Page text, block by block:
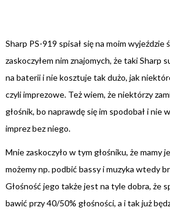
Sharp PS-919 spisał się na moim wyjeździe
zaskoczyłem nim znajomych, że taki Sharp
na baterii i nie kosztuje tak dużo, jak
czyli imprezowe. Też wiem, że niektórzy
głośnik, bo naprawdę się im spodobał i nie
imprez bez niego.
Mnie zaskoczyło w tym głośniku, że mamy
możemy np. podbić bassy i muzyka wtedy
Głośność jego także jest na tyle dobra, że
bawić przy 40/50% głośności, a i tak już